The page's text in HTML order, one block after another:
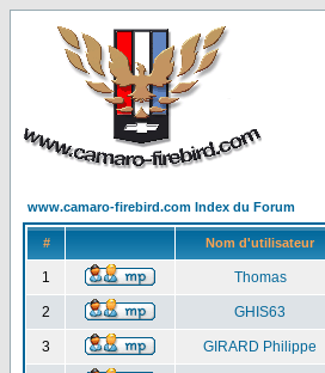
www.camaro-firebird.com Index du Forum
# Nom d'utilisateur
1 Thomas
2 GHIS63
3 GIRARD Philippe